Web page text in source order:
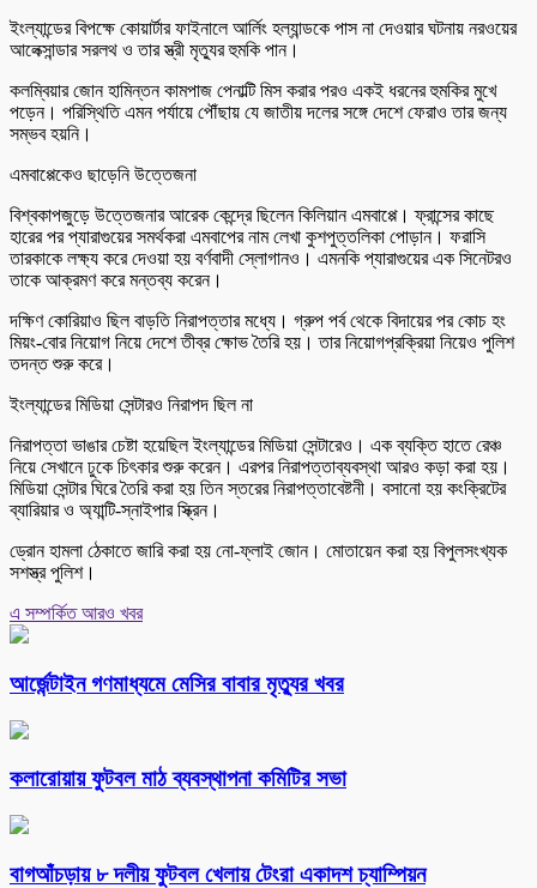
ইংল্যান্ডের বিপক্ষে কোয়ার্টার ফাইনালে আর্লিং হল্যান্ডকে পাস না দেওয়ার ঘটনায় নরওয়ের
আলেক্সান্ডার সরলথ ও তার স্ত্রী মৃত্যুর হুমকি পান।
কলম্বিয়ার জোন হামিন্তন কামপাজ পেনাল্টি মিস করার পরও একই ধরনের হুমকির মুখে
পড়েন। পরিস্থিতি এমন পর্যায়ে পৌঁছায় যে জাতীয় দলের সঙ্গে দেশে ফেরাও তার জন্য
সম্ভব হয়নি।
এমবাপ্পেকেও ছাড়েনি উত্তেজনা
বিশ্বকাপজুড়ে উত্তেজনার আরেক কেন্দ্রে ছিলেন কিলিয়ান এমবাপ্পে। ফ্রান্সের কাছে
হারের পর প্যারাগুয়ের সমর্থকরা এমবাপের নাম লেখা কুশপুত্তলিকা পোড়ান। ফরাসি
তারকাকে লক্ষ্য করে দেওয়া হয় বর্ণবাদী স্লোগানও। এমনকি প্যারাগুয়ের এক সিনেটরও
তাকে আক্রমণ করে মন্তব্য করেন।
দক্ষিণ কোরিয়াও ছিল বাড়তি নিরাপত্তার মধ্যে। গ্রুপ পর্ব থেকে বিদায়ের পর কোচ হং
মিয়ং-বোর নিয়োগ নিয়ে দেশে তীব্র ক্ষোভ তৈরি হয়। তার নিয়োগপ্রক্রিয়া নিয়েও পুলিশ
তদন্ত শুরু করে।
ইংল্যান্ডের মিডিয়া সেন্টারও নিরাপদ ছিল না
নিরাপত্তা ভাঙার চেষ্টা হয়েছিল ইংল্যান্ডের মিডিয়া সেন্টারেও। এক ব্যক্তি হাতে রেঞ্চ
নিয়ে সেখানে ঢুকে চিৎকার শুরু করেন। এরপর নিরাপত্তাব্যবস্থা আরও কড়া করা হয়।
মিডিয়া সেন্টার ঘিরে তৈরি করা হয় তিন স্তরের নিরাপত্তাবেষ্টনী। বসানো হয় কংক্রিটের
ব্যারিয়ার ও অ্যান্টি-স্নাইপার স্ক্রিন।
ড্রোন হামলা ঠেকাতে জারি করা হয় নো-ফ্লাই জোন। মোতায়েন করা হয় বিপুলসংখ্যক
সশস্ত্র পুলিশ।
এ সম্পর্কিত আরও খবর
আর্জেন্টাইন গণমাধ্যমে মেসির বাবার মৃত্যুর খবর
কলারোয়ায় ফুটবল মাঠ ব্যবস্থাপনা কমিটির সভা
বাগআঁচড়ায় ৮ দলীয় ফুটবল খেলায় টেংরা একাদশ চ্যাম্পিয়ন